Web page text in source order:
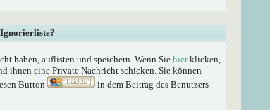
Ignorierliste?
haben, auflisten und speichern. Wenn Sie hierklicken,
ihnen eine Private Nachricht schicken. Sie können
Button
in dem Beitrag des Benutzers